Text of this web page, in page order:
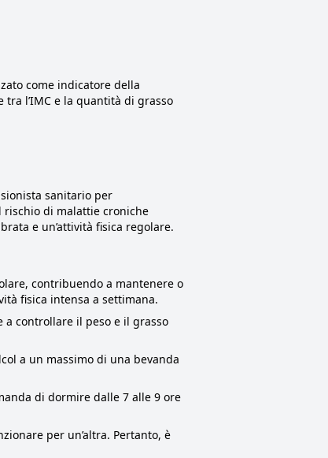
come indicatore della
l’IMC e la quantità di grasso
sanitario per
rischio di malattie croniche
e un’attività fisica regolare.
contribuendo a mantenere o
fisica intensa a settimana.
a controllare il peso e il grasso
a un massimo di una bevanda
di dormire dalle 7 alle 9 ore
per un’altra. Pertanto, è